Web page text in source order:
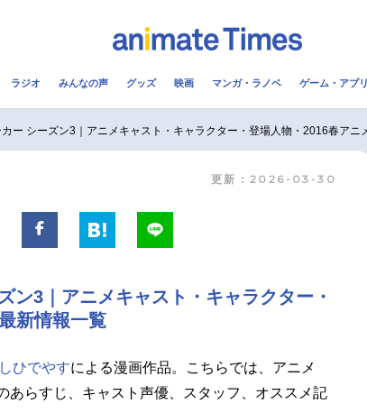
2.5次元
アニメ映画一覧
男性声優/女性声優一覧
今期アニメ
夏アニメ
ラジオ みんなの声 グッズ 映画 マンガ・ラノベ ゲーム・アプリ
ー シーズン3｜アニメキャスト・キャラクター・登場人物・2016春アニ
更新：2026-03-30
ン3｜アニメキャスト・キャラクター・
新情報一覧
ひでやすによる漫画作品。こちらでは、アニメ
あらすじ、キャスト声優、スタッフ、オススメ記